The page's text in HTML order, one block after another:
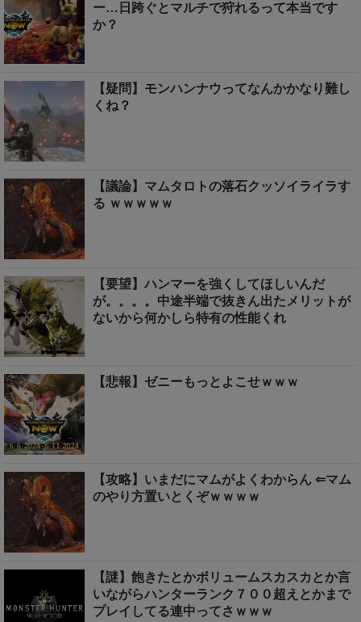
ー…日跨ぐとマルチで狩れるって本当です
か？
【疑問】モンハンナウってなんかかなり難し
くね？
【議論】マムタロトの落石クッソイライラす
る ｗｗｗｗｗ
【要望】ハンマーを強くしてほしいんだ
が。。。。中途半端で抜きん出たメリットが
ないから何かしら特有の性能くれ
【悲報】ゼニーもっとよこせｗｗｗ
【攻略】いまだにマムがよくわからん ⇐マム
のやり方置いとくぞｗｗｗｗ
【謎】飽きたとかボリュームスカスカとか言
いながらハンターランク７００超えとかまで
プレイしてる連中ってさｗｗｗ